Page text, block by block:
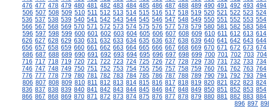
476 477 478 479 480 481 482 483 484 485 486 487 488 489 490 491 492 493 494
506 507 508 509 510 511 512 513 514 515 516 517 518 519 520 521 522 523 524
536 537 538 539 540 541 542 543 544 545 546 547 548 549 550 551 552 553 554
566 567 568 569 570 571 572 573 574 575 576 577 578 579 580 581 582 583 584
596 597 598 599 600 601 602 603 604 605 606 607 608 609 610 611 612 613 614
626 627 628 629 630 631 632 633 634 635 636 637 638 639 640 641 642 643 644
656 657 658 659 660 661 662 663 664 665 666 667 668 669 670 671 672 673 674
686 687 688 689 690 691 692 693 694 695 696 697 698 699 700 701 702 703 704
716 717 718 719 720 721 722 723 724 725 726 727 728 729 730 731 732 733 734
746 747 748 749 750 751 752 753 754 755 756 757 758 759 760 761 762 763 764
776 777 778 779 780 781 782 783 784 785 786 787 788 789 790 791 792 793 794
806 807 808 809 810 811 812 813 814 815 816 817 818 819 820 821 822 823 824
836 837 838 839 840 841 842 843 844 845 846 847 848 849 850 851 852 853 854
866 867 868 869 870 871 872 873 874 875 876 877 878 879 880 881 882 883 884
896 897